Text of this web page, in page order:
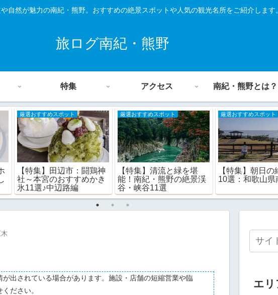
自然が魅力の南紀・熊野。おすすめの絶景スポットや人気の観光名所をご紹介します。
旅ログ南紀・熊野
特集 アクセス 南紀・熊野とは？
厳選おすすめスポット
【特集】田辺市：闘鶏神
社～本宮のおすすめかき
氷11選♪中辺路編
厳選おすすめスポット
【特集】清流と緑を堪
能！南紀・熊野の絶景渓
谷・峡谷11選
厳選おすすめスポット
【特集】朝日の
10選：和歌山県
出されている場合があります。施設・店舗の短縮営業や臨
ださい。
エリ